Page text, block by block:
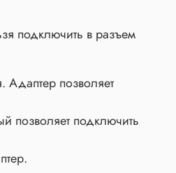
подключить в разъем
позволяет
позволяет подключить